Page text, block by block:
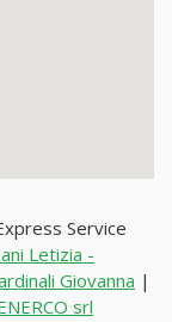
Service
Letizia -
Giovanna |
srl